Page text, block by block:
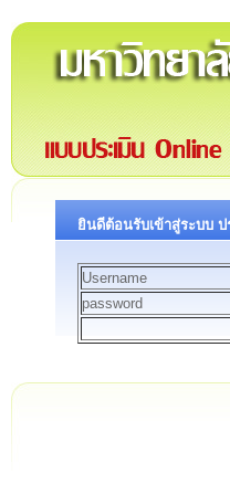
ยินดีต้อนรับเข้าสู่ระบบ ป
Username
password